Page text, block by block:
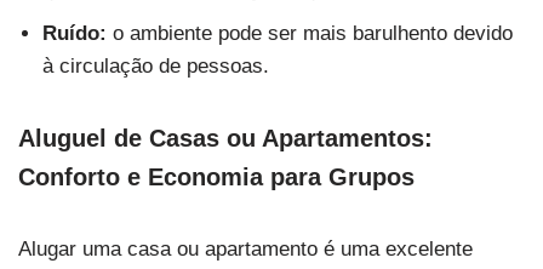
Ruído: o ambiente pode ser mais barulhento devido
à circulação de pessoas.
Aluguel de Casas ou Apartamentos:
Conforto e Economia para Grupos
Alugar uma casa ou apartamento é uma excelente